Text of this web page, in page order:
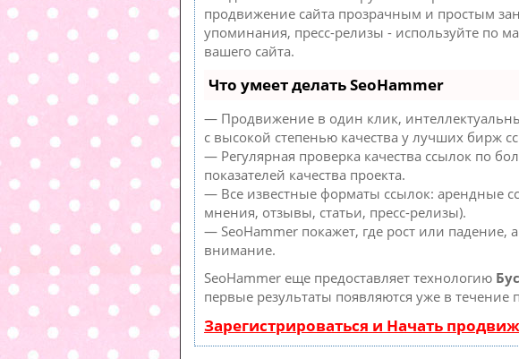
продвижение сайта прозрачным и простым
упоминания, пресс-релизы - используйте по
вашего сайта.
Что умеет делать SeoHammer
— Продвижение в один клик,
с высокой степенью качества у лучших бирж
— Регулярная проверка качества ссылок по
показателей качества проекта.
— Все известные форматы ссылок: арендные
мнения, отзывы, статьи, пресс-релизы).
— SeoHammer покажет, где рост или падение,
внимание.
SeoHammer еще предоставляет технологию
первые результаты появляются уже в течение
Зарегистрироваться и Начать